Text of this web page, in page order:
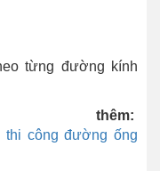
từng đường kính
thi công đường ống